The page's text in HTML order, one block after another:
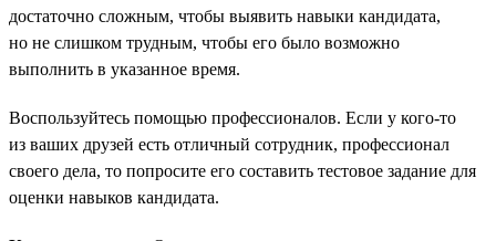
достаточно сложным, чтобы выявить навыки кандидата,
но не слишком трудным, чтобы его было возможно
выполнить в указанное время.
Воспользуйтесь помощью профессионалов. Если у кого-то
из ваших друзей есть отличный сотрудник, профессионал
своего дела, то попросите его составить тестовое задание для
оценки навыков кандидата.